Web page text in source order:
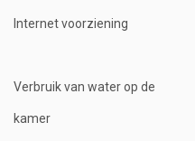
Internet voorziening
Verbruik van water op de
kamer